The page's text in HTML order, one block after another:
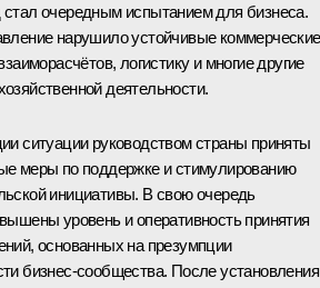
очередным испытанием для бизнеса.
нарушило устойчивые коммерческие
логистику и многие другие
деятельности.
ситуации руководством страны приняты
меры по поддержке и стимулированию
инициативы. В свою очередь
уровень и оперативность принятия
основанных на презумпции
бизнес-сообщества. После установления